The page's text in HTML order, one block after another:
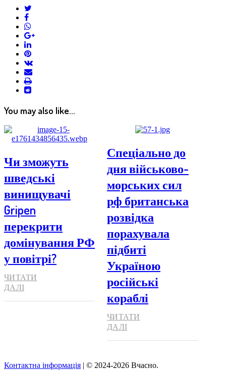
facebook
google+
linkedin
pinterest
vkontakte
email
print
reddit
reddit
You may also like...
Чи зможуть
шведські
винищувачі
Gripen
перекрити
домінування РФ
у повітрі?
ЧИТАТИ
ДАЛІ
Спеціально до
дня військово-
морських сил
рф британська
розвідка
порахувала
підбиті
Україною
російські
кораблі
ЧИТАТИ
ДАЛІ
Контактна інформація | © 2024-2026 Вчасно.